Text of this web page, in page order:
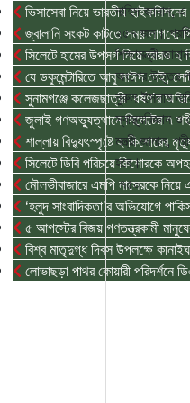
ভিসাসেবা নিয়ে ভারতীয়
জ্বালানি সংকট কাটতে সময় লাগবে:
সিলেটে হামের উপসর্গ নিয়ে আরও ২
যে ডকুমেন্টারিতে আবু সাঈদ নেই,
সুনামগঞ্জে কলেজছাত্রী ‘ধর্ষণ’র
জুলাই গণঅভ্যুত্থানে সিলেটের ৭
শাল্লায় বিদ্যুৎস্পৃষ্টে ২ কিশোরের
সিলেটে ডিবি পরিচয়ে কিশোরকে
মৌলভীবাজারে এমপি নাসেরকে
‘হলুদ সাংবাদিকতা’র অভিযোগে
৫ আগস্টের বিজয় গণতন্ত্রকামী
বিশ্ব মাতৃদুগ্ধ দিবস উপলক্ষে
লোভাছড়া পাথর কোয়ারী পরিদর্শনে
নাহিদ জানান,
২৫৭ জন।
শিক্ষামন্ত্রী
অংশের উত্তর
নুরুল ইসলাম
মন্ত্রী জানান,
হবে।
৭৫০